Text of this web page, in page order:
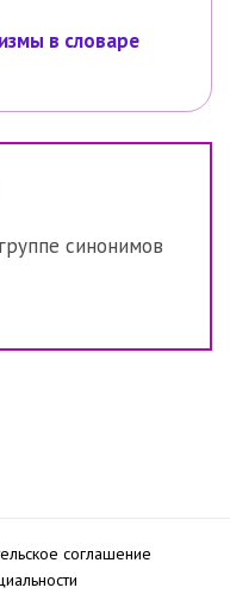
в словаре
синонимов
соглашение